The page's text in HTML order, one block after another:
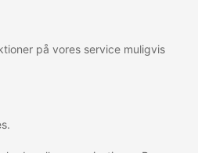
på vores service muligvis